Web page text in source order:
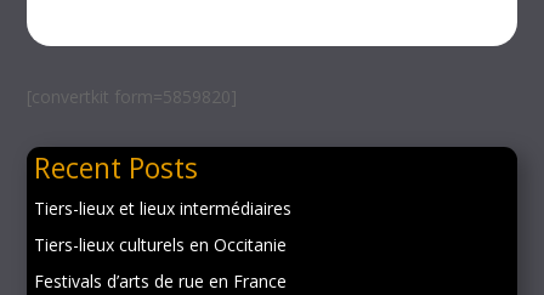
[convertkit form=5859820]
Recent Posts
Tiers-lieux et lieux intermédiaires
Tiers-lieux culturels en Occitanie
Festivals d’arts de rue en France